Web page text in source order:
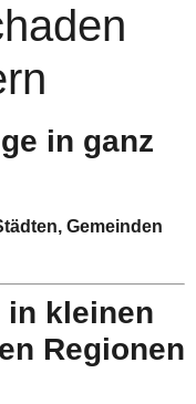
in ganz
Gemeinden
in kleinen
Regionen